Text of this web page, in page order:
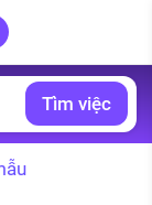
Tìm việc